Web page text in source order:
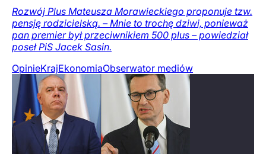
Rozwój Plus Mateusza Morawieckiego proponuje tzw.
pensję rodzicielską. – Mnie to trochę dziwi, ponieważ
pan premier był przeciwnikiem 500 plus – powiedział
poseł PiS Jacek Sasin.
OpinieKrajEkonomiaObserwator mediów